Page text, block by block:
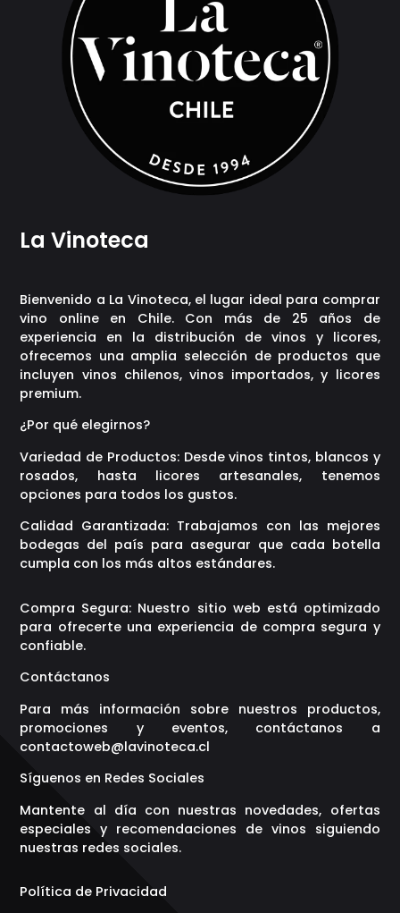
La Vinoteca
Bienvenido a La Vinoteca, el lugar ideal para comprar
vino online en Chile. Con más de 25 años de
experiencia en la distribución de vinos y licores,
ofrecemos una amplia selección de productos que
incluyen vinos chilenos, vinos importados, y licores
premium.
¿Por qué elegirnos?
Variedad de Productos: Desde vinos tintos, blancos y
rosados, hasta licores artesanales, tenemos
opciones para todos los gustos.
Calidad Garantizada: Trabajamos con las mejores
bodegas del país para asegurar que cada botella
cumpla con los más altos estándares.
Compra Segura: Nuestro sitio web está optimizado
para ofrecerte una experiencia de compra segura y
confiable.
Contáctanos
Para más información sobre nuestros productos,
promociones y eventos, contáctanos a
contactoweb@lavinoteca.cl
Síguenos en Redes Sociales
Mantente al día con nuestras novedades, ofertas
especiales y recomendaciones de vinos siguiendo
nuestras redes sociales.
Política de Privacidad